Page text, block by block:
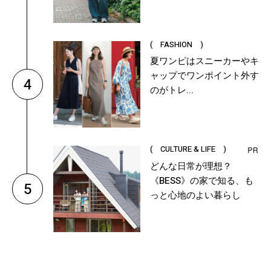
4
( FASHION )
夏ワンピはスニーカーやキ
ャップでワンポイント外す
のがトレ...
5
( CULTURE & LIFE )
どんな日常が理想？
《BESS》の家で知る、も
っと心地のよい暮らし